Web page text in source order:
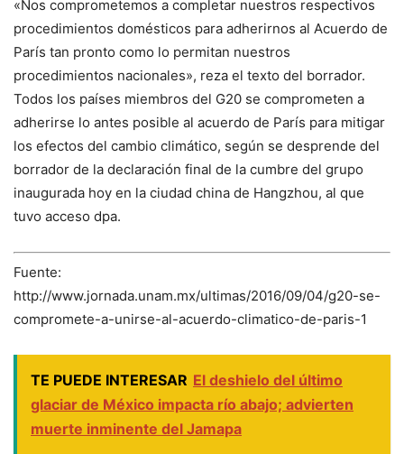
«Nos comprometemos a completar nuestros respectivos
procedimientos domésticos para adherirnos al Acuerdo de
París tan pronto como lo permitan nuestros
procedimientos nacionales», reza el texto del borrador.
Todos los países miembros del G20 se comprometen a
adherirse lo antes posible al acuerdo de París para mitigar
los efectos del cambio climático, según se desprende del
borrador de la declaración final de la cumbre del grupo
inaugurada hoy en la ciudad china de Hangzhou, al que
tuvo acceso dpa.
Fuente:
http://www.jornada.unam.mx/ultimas/2016/09/04/g20-se-
compromete-a-unirse-al-acuerdo-climatico-de-paris-1
TE PUEDE INTERESAR El deshielo del último
glaciar de México impacta río abajo; advierten
muerte inminente del Jamapa